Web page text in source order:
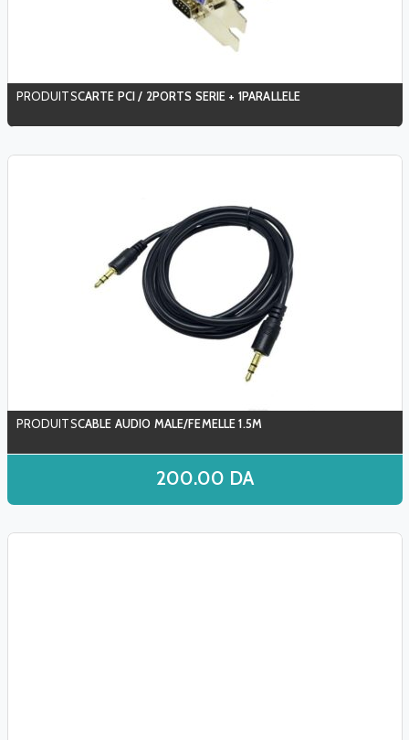
CARTE PCI / 2PORTS SERIE + 1PARALLELE
CABLE AUDIO MALE/FEMELLE 1.5M
200.00 DA